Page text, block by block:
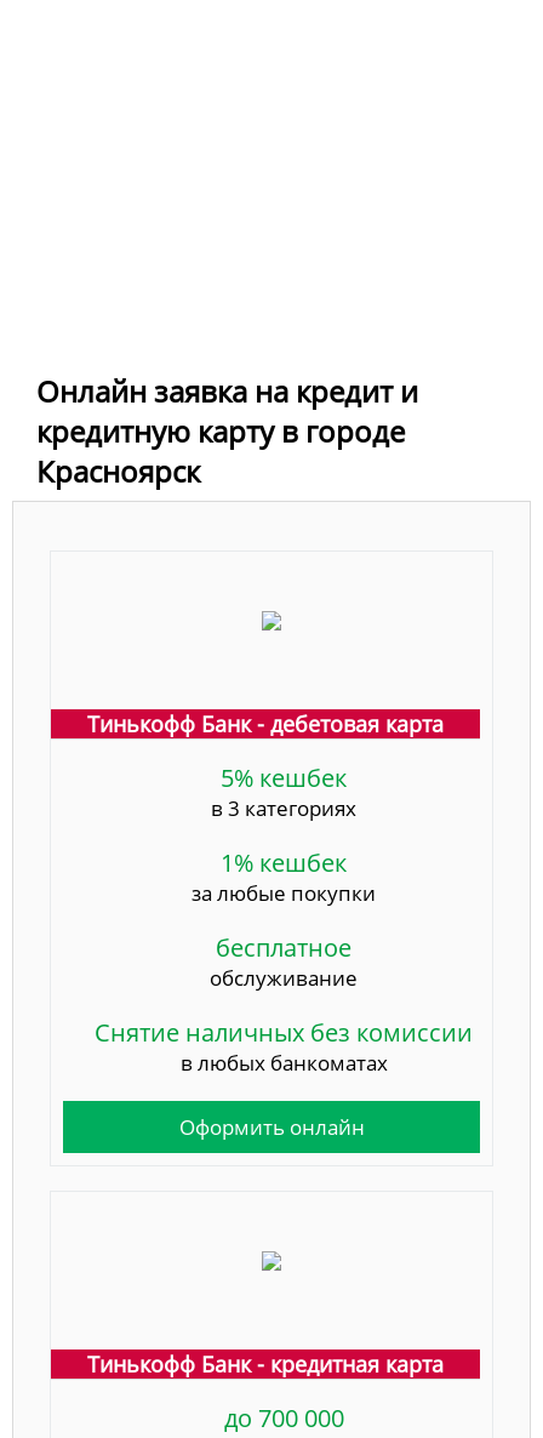
Онлайн заявка на кредит и
кредитную карту в городе
Красноярск
Тинькофф Банк - дебетовая карта
5% кешбек
в 3 категориях
1% кешбек
за любые покупки
бесплатное
обслуживание
Снятие наличных без комиссии
в любых банкоматах
Оформить онлайн
Тинькофф Банк - кредитная карта
до 700 000